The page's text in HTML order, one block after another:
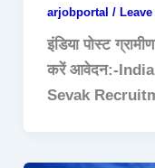
arjobportal /
इंडिया पोस्ट
करें आवेदन:-
Sevak